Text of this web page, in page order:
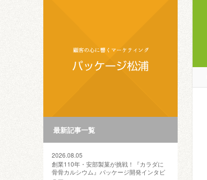
最新記事一覧
2026.08.05
創業110年・安部製菓が挑戦！『カラダに
骨骨カルシウム』パッケージ開発インタビ